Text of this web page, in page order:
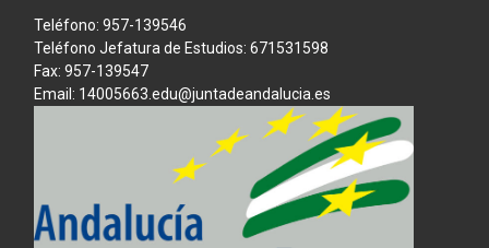
Teléfono: 957-139546
Teléfono Jefatura de Estudios: 671531598
Fax: 957-139547
Email: 14005663.edu@juntadeandalucia.es